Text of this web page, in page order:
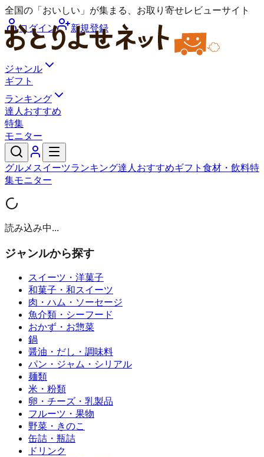
全国の「おいしい」が集まる、お取り寄せレビューサイト
ログイン
新規登録
ジャンル
ギフト
ランキング
達人おすすめ
特集
モニター
グルメ スイーツランキング達人おすすめギフト 食材・飲料特
集モニター
読み込み中...
ジャンルから探す
スイーツ・洋菓子
和菓子・和スイーツ
肉・ハム・ソーセージ
魚介類・シーフード
おかず・お惣菜
鍋
醤油・だし・調味料
パン・ジャム・シリアル
麺類
米・粉類
卵・チーズ・乳製品
フルーツ・果物
野菜・きのこ
缶詰・瓶詰
ドリンク